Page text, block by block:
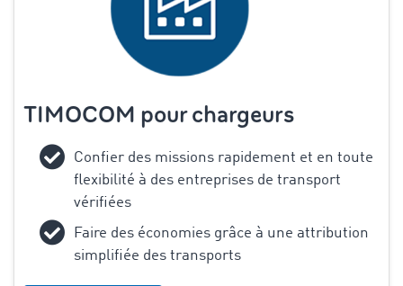
TIMOCOM pour chargeurs
Confier des missions rapidement et en toute
flexibilité à des entreprises de transport
vérifiées
Faire des économies grâce à une attribution
simplifiée des transports